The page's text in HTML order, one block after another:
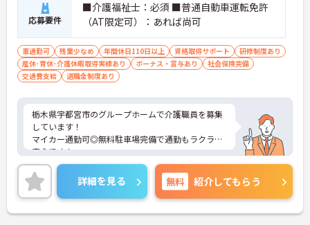
応募要件
■介護福祉士：必須 ■普通自動車運転免許
（AT限定可）：あれば尚可
車通勤可 残業少なめ 年間休日110日以上 資格取得サポート
研修制度あり
産休･育休･介護休暇取得実績あり
ボーナス・賞与あり
社会保険完備
交通費支給
退職金制度あり
栃木県宇都宮市のグループホームで介護職員を募集
しています！
マイカー通勤可◎無料駐車場完備で通勤もラクラク
安心です！
施設見学も可能となっているため、事前に職場の雰
囲気を知ることができるのも嬉しいポイントです♪
ご興味のある方は、面接のポイントをお伝えします
のでご連絡ください！
詳細を見る 無料 紹介してもらう